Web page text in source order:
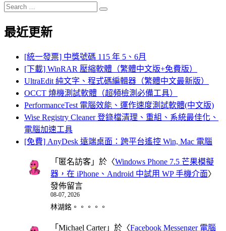
Search
for:
Search
最近更新
[統一發票] 中獎號碼 115 年 5、6月
[下載] WinRAR 壓縮軟體（繁體中文版+免費版）
UltraEdit 純文字、程式碼編輯器（繁體中文最新版）
OCCT 燒機測試軟體（超頻檢測必備工具）
PerformanceTest 電腦效能、運作速度測試軟體(中文版)
Wise Registry Cleaner 登錄檔清理、重組、系統最佳化、
電腦加速工具
[免費] AnyDesk 遠端桌面：跨平台遙控 Win, Mac 電腦
「 匿名訪客 」於〈Windows Phone 7.5 芒果模擬
器，在 iPhone、Android 中試用 WP 手機介面〉
發佈留言
08-07, 2026
林湖銘。。。。。
「 Michael Carter」於〈Facebook Messenger 電腦